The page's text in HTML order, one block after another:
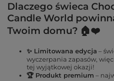
Dlaczego świeca
Candle World
Twoim domu? 🏠❤️
✨ Limitowana edycja –
wyczerpania zapasów,
tej wyjątkowej okazji!
🏆 Produkt premium –